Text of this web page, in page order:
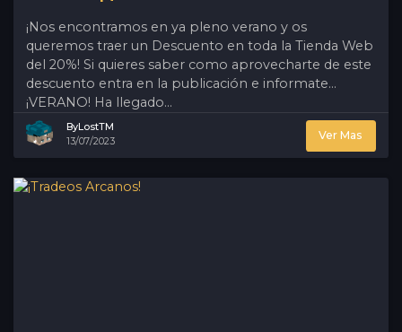
¡Nos encontramos en ya pleno verano y os
queremos traer un Descuento en toda la Tienda Web
del 20%! Si quieres saber como aprovecharte de este
descuento entra en la publicación e informate...
¡VERANO! Ha llegado...
ByLostTM
13/07/2023
Ver Mas